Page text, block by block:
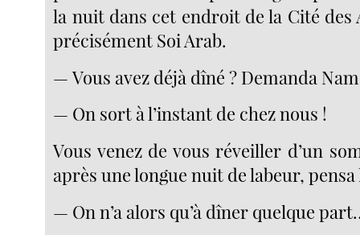
la nuit dans cet endroit de la Cité des
précisément Soi Arab.
— Vous avez déjà dîné ? Demanda
— On sort à l’instant de chez nous !
Vous venez de vous réveiller d’un
après une longue nuit de labeur, pensa
— On n’a alors qu’à dîner quelque